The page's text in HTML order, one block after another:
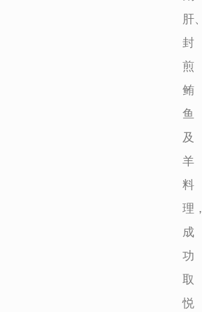
肝、
封
煎
鲔
鱼
及
羊
料
理，
成
功
取
悦